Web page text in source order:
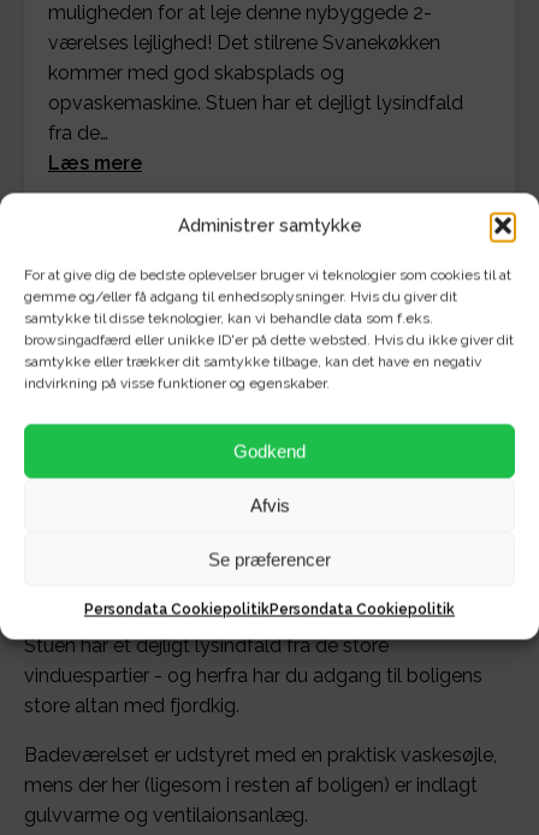
Administrer samtykke
For at give dig de bedste oplevelser bruger vi teknologier som cookies til at
gemme og/eller få adgang til enhedsoplysninger. Hvis du giver dit
samtykke til disse teknologier, kan vi behandle data som f.eks.
browsingadfærd eller unikke ID'er på dette websted. Hvis du ikke giver dit
samtykke eller trækker dit samtykke tilbage, kan det have en negativ
indvirkning på visse funktioner og egenskaber.
Godkend
Afvis
Se præferencer
Persondata CookiepolitikPersondata Cookiepolitik
muligheden for at leje denne nybyggede 2-
værelses lejlighed! Det stilrene Svanekøkken
kommer med god skabsplads og
opvaskemaskine. Stuen har et dejligt lysindfald
fra de…
Læs mere
Se detaljer for bolig og økonomi
havnefronten i Aalborg!
Her får du netop nu muligheden for at leje denne
nybyggede 2-værelses lejlighed!
Det stilrene Svanekøkken kommer med god
skabsplads og opvaskemaskine.
Stuen har et dejligt lysindfald fra de store
vinduespartier - og herfra har du adgang til boligens
store altan med fjordkig.
Badeværelset er udstyret med en praktisk vaskesøjle,
mens der her (ligesom i resten af boligen) er indlagt
gulvvarme og ventilaionsanlæg.